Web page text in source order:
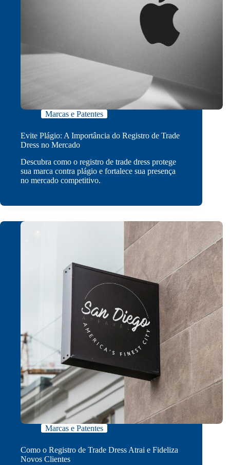
Marcas e Patentes
Evite Plágio: A Importância do Registro de Trade
Dress no Mercado
Descubra como o registro de trade dress protege
sua marca contra plágio e fortalece sua presença
no mercado competitivo.
Marcas e Patentes
Como o Registro de Trade Dress Atrai e Fideliza
Novos Clientes